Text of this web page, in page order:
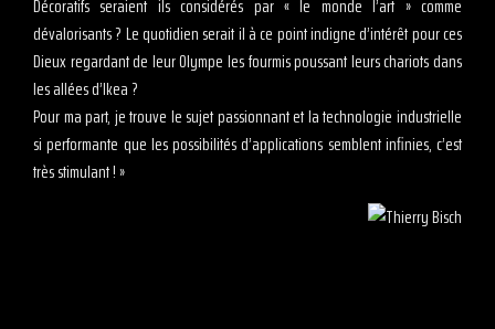
Décoratifs seraient ils considérés par « le monde l’art » comme
dévalorisants ? Le quotidien serait il à ce point indigne d’intérêt pour ces
Dieux regardant de leur Olympe les fourmis poussant leurs chariots dans
les allées d’Ikea ?
Pour ma part, je trouve le sujet passionnant et la technologie industrielle
si performante que les possibilités d’applications semblent infinies, c’est
très stimulant ! »